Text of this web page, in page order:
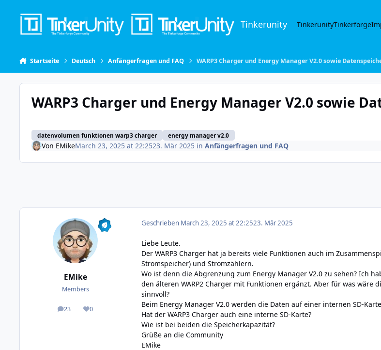
Tinkerunity TinkerunityTinkerforge
Startseite Deutsch Anfängerfragen und FAQ WARP3 Charger und Energy Manager V2.0 sowie
WARP3 Charger und Energy Manager V2.0 sowie
datenvolumen funktionen warp3 charger energy manager v2.0
Von EMikeMarch 23, 2025 at 22:2523. Mär 2025in Anfängerfragen und FAQ
EMike
Members
23
posts 0
Reputation
Geschrieben March 23, 2025 at 22:2523. Mär 2025
Liebe Leute.
Der WARP3 Charger hat ja bereits viele Funktionen auch im
Stromspeicher) und Stromzählern.
Wo ist denn die Abgrenzung zum Energy Manager V2.0 zu sehen? Ich
den älteren WARP2 Charger mit Funktionen ergänzt. Aber für was wäre
sinnvoll?
Beim Energy Manager V2.0 werden die Daten auf einer internen SD-
Hat der WARP3 Charger auch eine interne SD-Karte?
Wie ist bei beiden die Speicherkapazität?
Grüße an die Community
EMike